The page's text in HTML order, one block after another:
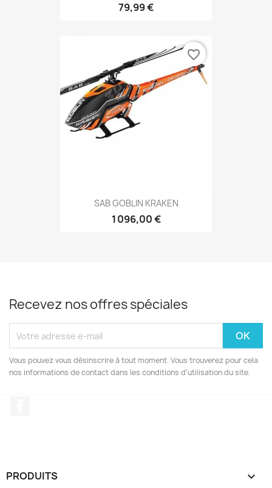
79,99 €
SAB GOBLIN KRAKEN
1 096,00 €
favorite_border
Recevez nos offres spéciales
Vous pouvez vous désinscrire à tout moment. Vous trouverez pour cela
nos informations de contact dans les conditions d'utilisation du site.
PRODUITS 